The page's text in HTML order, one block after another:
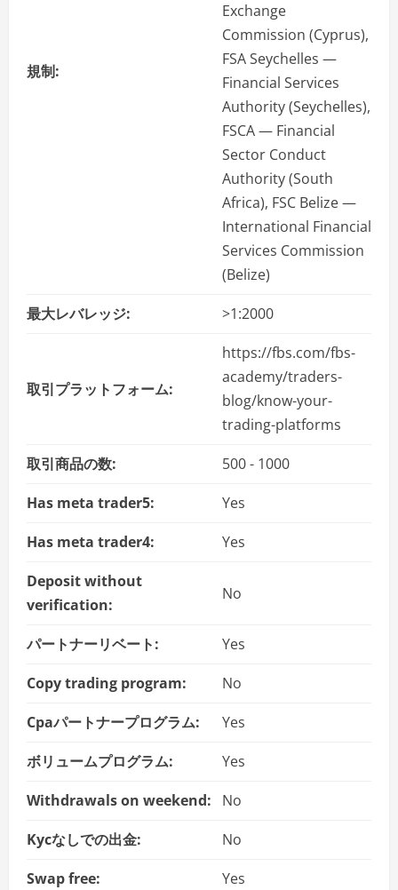
規制:
Exchange
Commission (Cyprus),
FSA Seychelles —
Financial Services
Authority (Seychelles),
FSCA — Financial
Sector Conduct
Authority (South
Africa), FSC Belize —
International Financial
Services Commission
(Belize)
最大レバレッジ:
>1:2000
取引プラットフォーム:
https://fbs.com/fbs-
academy/traders-
blog/know-your-
trading-platforms
取引商品の数:
500 - 1000
Has meta trader5:
Yes
Has meta trader4:
Yes
Deposit without
verification:
No
パートナーリベート:
Yes
Copy trading program:
No
Cpaパートナープログラム:
Yes
ボリュームプログラム:
Yes
Withdrawals on weekend:
No
Kycなしでの出金:
No
Swap free:
Yes